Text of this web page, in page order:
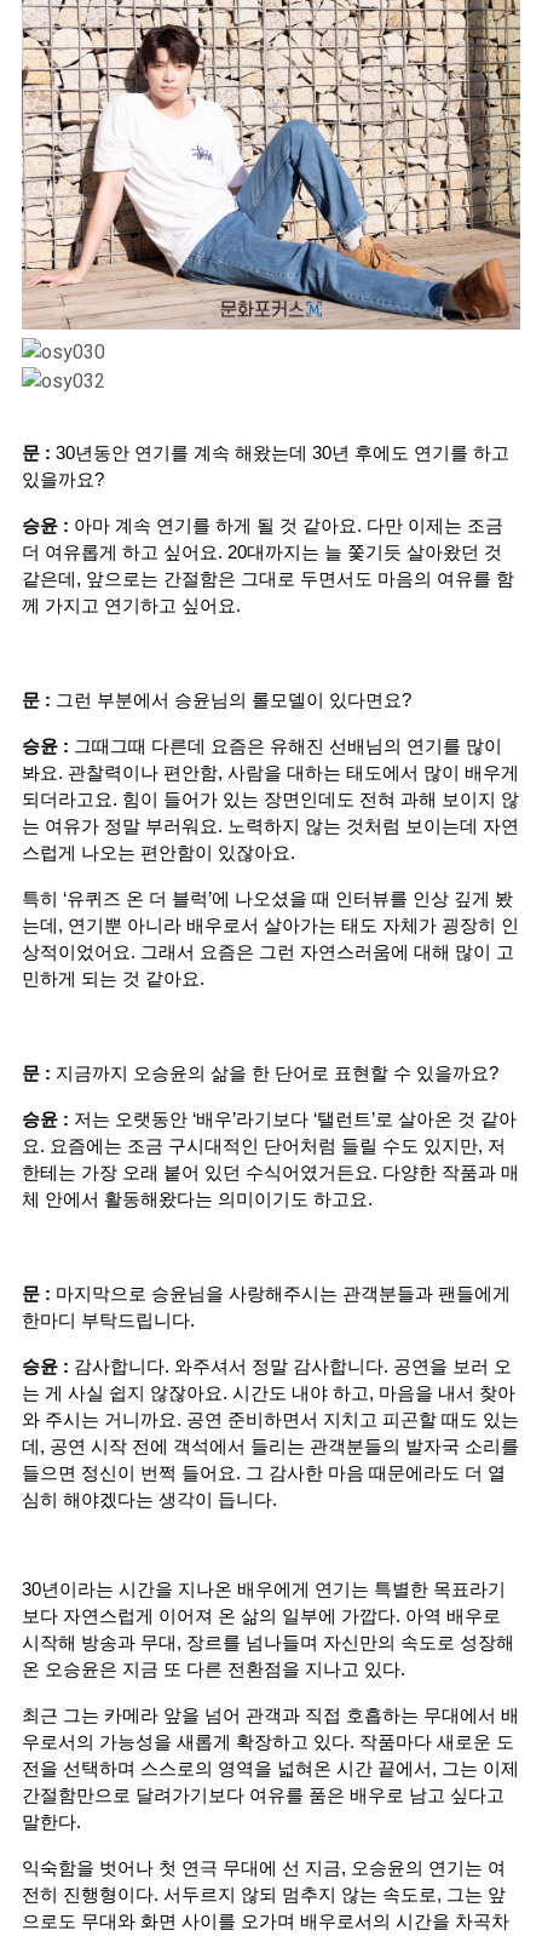
문 : 30년동안 연기를 계속 해왔는데 30년 후에도 연기를 하고
있을까요?
승윤 : 아마 계속 연기를 하게 될 것 같아요. 다만 이제는 조금
더 여유롭게 하고 싶어요. 20대까지는 늘 쫓기듯 살아왔던 것
같은데, 앞으로는 간절함은 그대로 두면서도 마음의 여유를 함
께 가지고 연기하고 싶어요.
문 : 그런 부분에서 승윤님의 롤모델이 있다면요?
승윤 : 그때그때 다른데 요즘은 유해진 선배님의 연기를 많이
봐요. 관찰력이나 편안함, 사람을 대하는 태도에서 많이 배우게
되더라고요. 힘이 들어가 있는 장면인데도 전혀 과해 보이지 않
는 여유가 정말 부러워요. 노력하지 않는 것처럼 보이는데 자연
스럽게 나오는 편안함이 있잖아요.
특히 ‘유퀴즈 온 더 블럭’에 나오셨을 때 인터뷰를 인상 깊게 봤
는데, 연기뿐 아니라 배우로서 살아가는 태도 자체가 굉장히 인
상적이었어요. 그래서 요즘은 그런 자연스러움에 대해 많이 고
민하게 되는 것 같아요.
문 : 지금까지 오승윤의 삶을 한 단어로 표현할 수 있을까요?
승윤 : 저는 오랫동안 ‘배우’라기보다 ‘탤런트’로 살아온 것 같아
요. 요즘에는 조금 구시대적인 단어처럼 들릴 수도 있지만, 저
한테는 가장 오래 붙어 있던 수식어였거든요. 다양한 작품과 매
체 안에서 활동해왔다는 의미이기도 하고요.
문 : 마지막으로 승윤님을 사랑해주시는 관객분들과 팬들에게
한마디 부탁드립니다.
승윤 : 감사합니다. 와주셔서 정말 감사합니다. 공연을 보러 오
는 게 사실 쉽지 않잖아요. 시간도 내야 하고, 마음을 내서 찾아
와 주시는 거니까요. 공연 준비하면서 지치고 피곤할 때도 있는
데, 공연 시작 전에 객석에서 들리는 관객분들의 발자국 소리를
들으면 정신이 번쩍 들어요. 그 감사한 마음 때문에라도 더 열
심히 해야겠다는 생각이 듭니다.
30년이라는 시간을 지나온 배우에게 연기는 특별한 목표라기
보다 자연스럽게 이어져 온 삶의 일부에 가깝다. 아역 배우로
시작해 방송과 무대, 장르를 넘나들며 자신만의 속도로 성장해
온 오승윤은 지금 또 다른 전환점을 지나고 있다.
최근 그는 카메라 앞을 넘어 관객과 직접 호흡하는 무대에서 배
우로서의 가능성을 새롭게 확장하고 있다. 작품마다 새로운 도
전을 선택하며 스스로의 영역을 넓혀온 시간 끝에서, 그는 이제
간절함만으로 달려가기보다 여유를 품은 배우로 남고 싶다고
말한다.
익숙함을 벗어나 첫 연극 무대에 선 지금, 오승윤의 연기는 여
전히 진행형이다. 서두르지 않되 멈추지 않는 속도로, 그는 앞
으로도 무대와 화면 사이를 오가며 배우로서의 시간을 차곡차